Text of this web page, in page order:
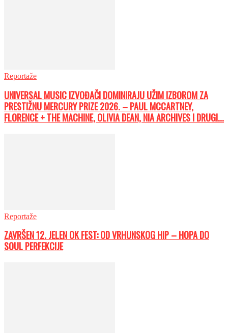
Reportaže
UNIVERSAL MUSIC IZVOĐAČI DOMINIRAJU UŽIM IZBOROM ZA
PRESTIŽNU MERCURY PRIZE 2026. – PAUL MCCARTNEY,
FLORENCE + THE MACHINE, OLIVIA DEAN, NIA ARCHIVES I DRUGI...
Reportaže
ZAVRŠEN 12. JELEN OK FEST: OD VRHUNSKOG HIP – HOPA DO
SOUL PERFEKCIJE